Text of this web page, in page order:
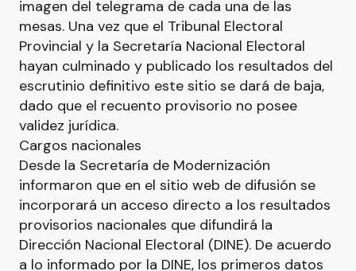
imagen del telegrama de cada una de las
mesas. Una vez que el Tribunal Electoral
Provincial y la Secretaría Nacional Electoral
hayan culminado y publicado los resultados del
escrutinio definitivo este sitio se dará de baja,
dado que el recuento provisorio no posee
validez jurídica.
Cargos nacionales
Desde la Secretaría de Modernización
informaron que en el sitio web de difusión se
incorporará un acceso directo a los resultados
provisorios nacionales que difundirá la
Dirección Nacional Electoral (DINE). De acuerdo
a lo informado por la DINE, los primeros datos